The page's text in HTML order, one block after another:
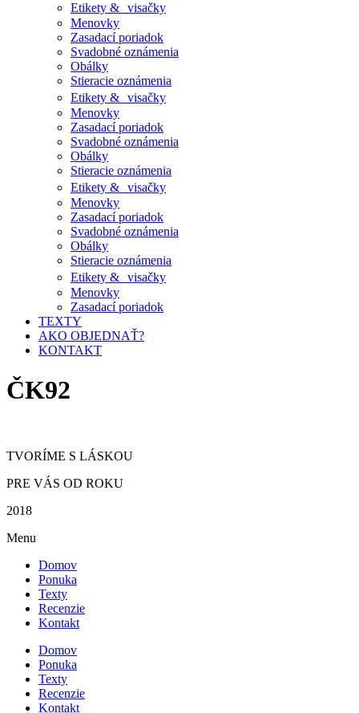
Etikety & visačky
Menovky
Zasadací poriadok
Svadobné oznámenia
Obálky
Stieracie oznámenia
Etikety & visačky
Menovky
Zasadací poriadok
Svadobné oznámenia
Obálky
Stieracie oznámenia
Etikety & visačky
Menovky
Zasadací poriadok
Svadobné oznámenia
Obálky
Stieracie oznámenia
Etikety & visačky
Menovky
Zasadací poriadok
TEXTY
AKO OBJEDNAŤ?
KONTAKT
ČK92
TVORÍME S LÁSKOU
PRE VÁS OD ROKU
2018
Menu
Domov
Ponuka
Texty
Recenzie
Kontakt
Domov
Ponuka
Texty
Recenzie
Kontakt